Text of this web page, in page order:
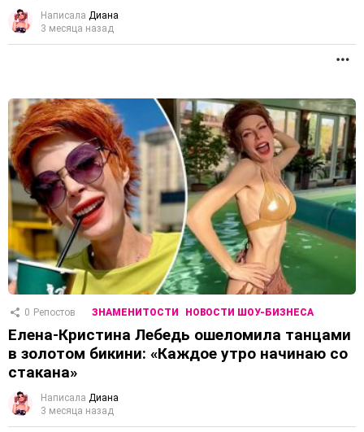
Написала Диана
3 месяца назад
0 Репостов ЗНАМЕНИТОСТИ НОВОСТИ ШОУ-БИЗНЕСА
Елена-Кристина Лебедь ошеломила танцами
в золотом бикини: «Каждое утро начинаю со
стакана»
Написала Диана
3 месяца назад